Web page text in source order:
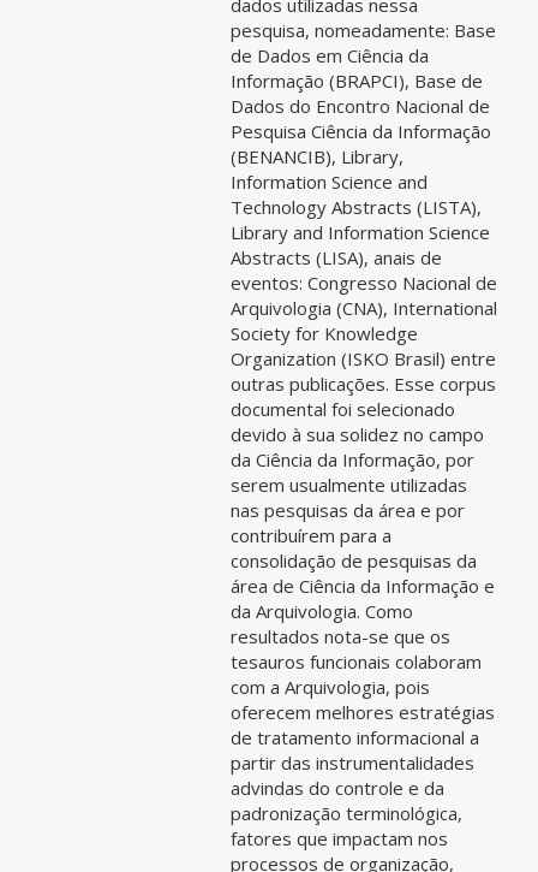
dados utilizadas nessa
pesquisa, nomeadamente: Base
de Dados em Ciência da
Informação (BRAPCI), Base de
Dados do Encontro Nacional de
Pesquisa Ciência da Informação
(BENANCIB), Library,
Information Science and
Technology Abstracts (LISTA),
Library and Information Science
Abstracts (LISA), anais de
eventos: Congresso Nacional de
Arquivologia (CNA), International
Society for Knowledge
Organization (ISKO Brasil) entre
outras publicações. Esse corpus
documental foi selecionado
devido à sua solidez no campo
da Ciência da Informação, por
serem usualmente utilizadas
nas pesquisas da área e por
contribuírem para a
consolidação de pesquisas da
área de Ciência da Informação e
da Arquivologia. Como
resultados nota-se que os
tesauros funcionais colaboram
com a Arquivologia, pois
oferecem melhores estratégias
de tratamento informacional a
partir das instrumentalidades
advindas do controle e da
padronização terminológica,
fatores que impactam nos
processos de organização,